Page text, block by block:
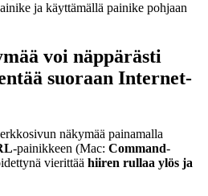
voi näppärästi
suoraan Internet-
näkymää painamalla
-painikkeen (Mac: Command-
vierittää hiiren rullaa ylös ja